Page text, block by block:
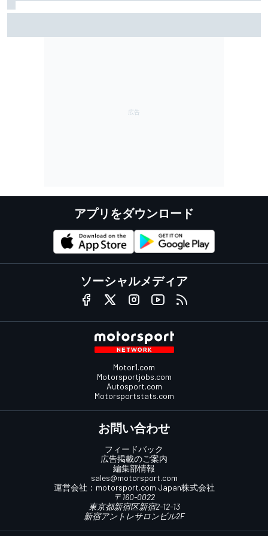
アプリをダウンロード
ソーシャルメディア
Motor1.com
Motorsportjobs.com
Autosport.com
Motorsportstats.com
お問い合わせ
フィードバック
広告掲載のご案内
編集部情報
sales@motorsport.com
運営会社： motorsport.com Japan株式会社
〒160-0022
東京都新宿区新宿2-12-13
新宿アントレサロンビル2F